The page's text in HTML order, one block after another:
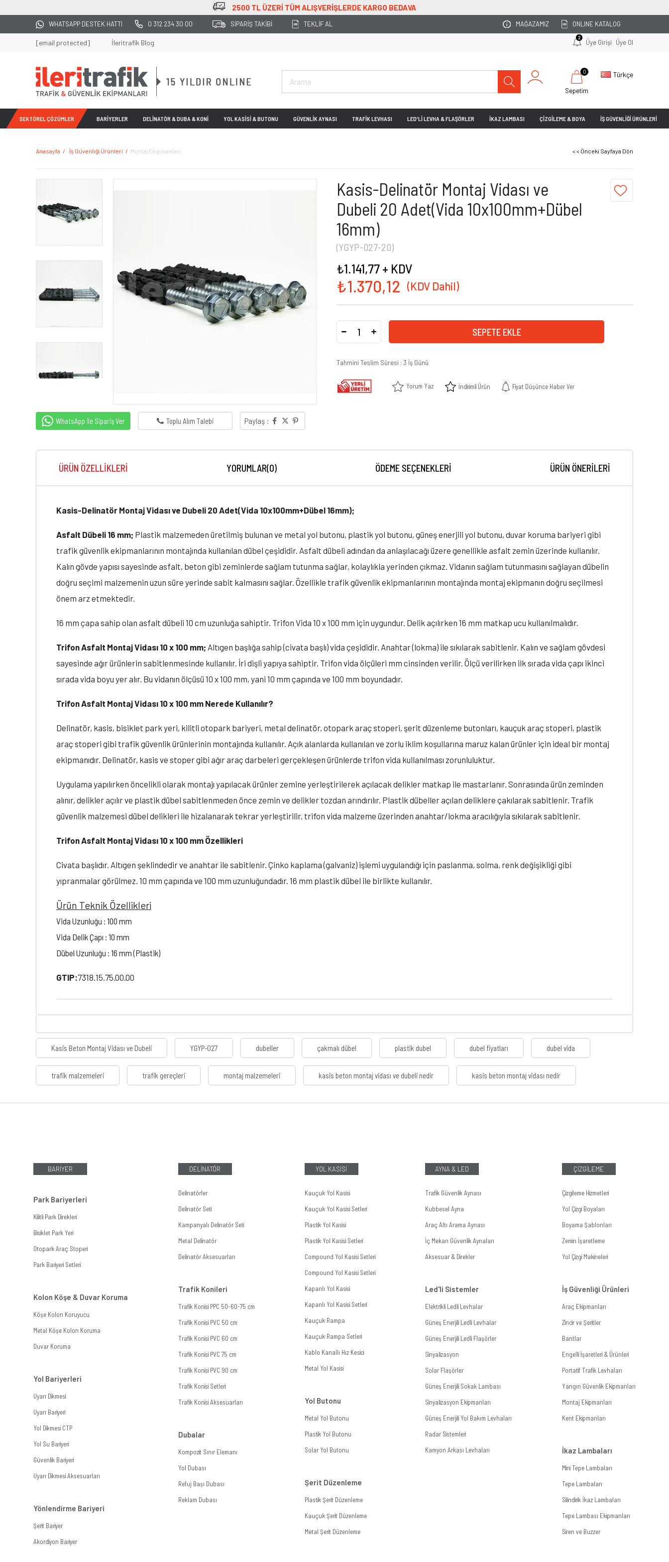
2500 TL ÜZERİ TÜM ALIŞVERİŞLERDE KARGO BEDAVA
WHATSAPP DESTEK HATTI 0 312 234 30 00 SİPARİŞ TAKİBİ TEKLİF AL MAĞAZAMIZ ONLINE KATALOG
[email protected] İleritrafik Blog
2
Üye Girişi Üye Ol
Türkçe
Sepetim
0
SEKTÖREL ÇÖZÜMLER BARİYERLER DELİNATÖR & DUBA & KONİ YOL KASİSİ & BUTONU GÜVENLİK AYNASI TRAFİK LEVHASI LED'Lİ LEVHA & FLAŞÖRLER İKAZ LAMBASI ÇİZGİLEME & BOYA İŞ GÜVENLİĞİ ÜRÜNLERİ
Anasayfa İş Güvenliği Ürünleri Montaj Ekipmanları < < Önceki Sayfaya Dön
WhatsApp ile Sipariş Ver Toplu Alım Talebi Paylaş :
Kasis-Delinatör Montaj Vidası ve
Dubeli 20 Adet(Vida 10x100mm+Dübel
16mm)
(YGYP-027-20)
₺1.370,12
₺1.141,77 + KDV
Tahmini Teslim Süresi : 3 İş Günü
Yorum Yaz İndirimli Ürün Fiyat Düşünce Haber Ver
ÜRÜN ÖZELLIKLERI YORUMLAR(0) ÖDEME SEÇENEKLERI ÜRÜN ÖNERILERI
Kasis-Delinatör Montaj Vidası ve Dubeli 20 Adet(Vida 10x100mm+Dübel 16mm);
Asfalt Dübeli 16 mm; Plastik malzemeden üretilmiş bulunan ve metal yol butonu, plastik yol butonu, güneş enerjili yol butonu, duvar koruma bariyeri gibi
trafik güvenlik ekipmanlarının montajında kullanılan dübel çeşididir. Asfalt dübeli adından da anlaşılacağı üzere genellikle asfalt zemin üzerinde kullanılır.
Kalın gövde yapısı sayesinde asfalt, beton gibi zeminlerde sağlam tutunma sağlar, kolaylıkla yerinden çıkmaz. Vidanın sağlam tutunmasını sağlayan dübelin
doğru seçimi malzemenin uzun süre yerinde sabit kalmasını sağlar. Özellikle trafik güvenlik ekipmanlarının montajında montaj ekipmanın doğru seçilmesi
önem arz etmektedir.
16 mm çapa sahip olan asfalt dübeli 10 cm uzunluğa sahiptir. Trifon Vida 10 x 100 mm için uygundur. Delik açılırken 16 mm matkap ucu kullanılmalıdır.
Trifon Asfalt Montaj Vidası 10 x 100 mm; Altıgen başlığa sahip (civata başlı) vida çeşididir. Anahtar (lokma) ile sıkılarak sabitlenir. Kalın ve sağlam gövdesi
sayesinde ağır ürünlerin sabitlenmesinde kullanılır. İri dişli yapıya sahiptir. Trifon vida ölçüleri mm cinsinden verilir. Ölçü verilirken ilk sırada vida çapı ikinci
sırada vida boyu yer alır. Bu vidanın ölçüsü 10 x 100 mm, yani 10 mm çapında ve 100 mm boyundadır.
Trifon Asfalt Montaj Vidası 10 x 100 mm Nerede Kullanılır?
Delinatör, kasis, bisiklet park yeri, kilitli otopark bariyeri, metal delinatör, otopark araç stoperi, şerit düzenleme butonları, kauçuk araç stoperi, plastik
araç stoperi gibi trafik güvenlik ürünlerinin montajında kullanılır. Açık alanlarda kullanılan ve zorlu iklim koşullarına maruz kalan ürünler için ideal bir montaj
ekipmanıdır. Delinatör, kasis ve stoper gibi ağır araç darbeleri gerçekleşen ürünlerde trifon vida kullanılması zorunluluktur.
Uygulama yapılırken öncelikli olarak montajı yapılacak ürünler zemine yerleştirilerek açılacak delikler matkap ile mastarlanır. Sonrasında ürün zeminden
alınır, delikler açılır ve plastik dübel sabitlenmeden önce zemin ve delikler tozdan arındırılır. Plastik dübeller açılan deliklere çakılarak sabitlenir. Trafik
güvenlik malzemesi dübel delikleri ile hizalanarak tekrar yerleştirilir, trifon vida malzeme üzerinden anahtar/lokma aracılığıyla sıkılarak sabitlenir.
Trifon Asfalt Montaj Vidası 10 x 100 mm Özellikleri
Civata başlıdır. Altıgen şeklindedir ve anahtar ile sabitlenir. Çinko kaplama (galvaniz) işlemi uygulandığı için paslanma, solma, renk değişikliği gibi
yıpranmalar görülmez. 10 mm çapında ve 100 mm uzunluğundadır. 16 mm plastik dübel ile birlikte kullanılır.
Ürün Teknik Özellikleri
Vida Uzunluğu : 100 mm
Vida Delik Çapı : 10 mm
Dübel Uzunluğu : 16 mm (Plastik)
GTIP:7318.15.75.00.00
Kasis Beton Montaj Vidası ve Dubeli YGYP-027 dubeller çakmalı dübel plastik dubel dubel fiyatları dubel vida
trafik malzemeleri trafik gereçleri montaj malzemeleri kasis beton montaj vidası ve dubeli nedir kasis beton montaj vidası nedir
BARİYER
Park Bariyerleri
Kilitli Park Direkleri
Bisiklet Park Yeri
Otopark Araç Stoperi
Park Bariyeri Setleri
Kolon Köşe & Duvar Koruma
Köşe Kolon Koruyucu
Metal Köşe Kolon Koruma
Duvar Koruma
Yol Bariyerleri
Uyarı Dikmesi
Uyarı Bariyeri
Yol Dikmesi CTP
Yol Su Bariyeri
Güvenlik Bariyeri
Uyarı Dikmesi Aksesuarları
Yönlendirme Bariyeri
Şerit Bariyer
Akordiyon Bariyer
DELİNATÖR
Delinatörler
Delinatör Seti
Kampanyalı Delinatör Seti
Metal Delinatör
Delinatör Aksesuarları
Trafik Konileri
Trafik Konisi PPC 50-60-75 cm
Trafik Konisi PVC 50 cm
Trafik Konisi PVC 60 cm
Trafik Konisi PVC 75 cm
Trafik Konisi PVC 90 cm
Trafik Konisi Setleri
Trafik Konisi Aksesuarları
Dubalar
Kompozit Sınır Elemanı
Yol Dubası
Refuj Başı Dubası
Reklam Dubası
YOL KASİSİ
Kauçuk Yol Kasisi
Kauçuk Yol Kasisi Setleri
Plastik Yol Kasisi
Plastik Yol Kasisi Setleri
Compound Yol Kasisi Setleri
Compound Yol Kasisi Setleri
Kapanlı Yol Kasisi
Kapanlı Yol Kasisi Setleri
Kauçuk Rampa
Kauçuk Rampa Setleri
Kablo Kanallı Hız Kesici
Metal Yol Kasisi
Yol Butonu
Metal Yol Butonu
Plastik Yol Butonu
Solar Yol Butonu
Şerit Düzenleme
Plastik Şerit Düzenleme
Kauçuk Şerit Düzenleme
Metal Şerit Düzenleme
AYNA & LED
Trafik Güvenlik Aynası
Kubbesel Ayna
Araç Altı Arama Aynası
İç Mekan Güvenlik Aynaları
Aksesuar & Direkler
Led'li Sistemler
Elektrikli Ledli Levhalar
Güneş Enerjili Ledli Levhalar
Güneş Enerjili Ledli Flaşörler
Sinyalizasyon
Solar Flaşörler
Güneş Enerjili Sokak Lambası
Sinyalizasyon Ekipmanları
Güneş Enerjili Yol Bakım Levhaları
Radar Sistemleri
Kamyon Arkası Levhaları
ÇİZGİLEME
Çizgileme Hizmetleri
Yol Çizgi Boyaları
Boyama Şablonları
Zemin İşaretleme
Yol Çizgi Makineleri
İş Güvenliği Ürünleri
Araç Ekipmanları
Zincir ve Şeritler
Bantlar
Engelli İşaretleri & Ürünleri
Portatif Trafik Levhaları
Yangın Güvenlik Ekipmanları
Montaj Ekipmanları
Kent Ekipmanları
İkaz Lambaları
Mini Tepe Lambaları
Tepe Lambaları
Silindirik İkaz Lambaları
Tepe Lambası Ekipmanları
Siren ve Buzzer